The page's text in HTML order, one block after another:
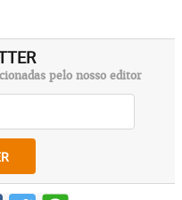
pelo nosso editor